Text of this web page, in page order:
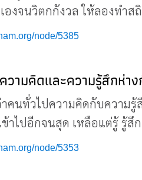
องจนวิตกกังวล ให้ลองทำส
node/5385
วามคิดและความรู้สึกห่า
คนทั่วไปความคิดกับความ
าไปอีกจนสุด เหลือแต่รู้ รู้สึ
node/5353